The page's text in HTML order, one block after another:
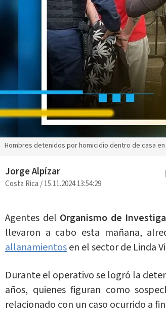
Hombres detenidos por homicidio dentro de casa en
Jorge Alpízar
Costa Rica/15.11.2024 13:54:29
Agentes del Organismo de
llevaron a cabo esta mañana,
allanamientosen el sector de Linda
Durante el operativo se logró la
años, quienes figuran como
relacionado con un caso ocurrido a